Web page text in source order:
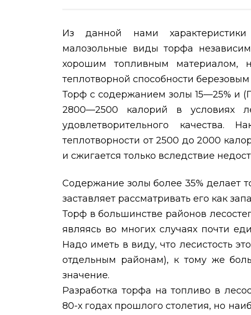
Из данной нами
малозольные виды торфа
хорошим топливным материалом,
теплотворной способности
Торф с содержанием золы 15—25% и
2800—2500 калорий в условиях
удовлетворительного качества.
теплотворности от 2500 до 2000
и сжигается только вследствие
Содержание золы более 35% делает
заставляет рассматривать его как
Торф в большинстве районов
являясь во многих случаях почти
Надо иметь в виду, что лесистость
отдельным районам), к тому же
значение.
Разработка торфа на топливо в
80-х годах прошлого столетия, но